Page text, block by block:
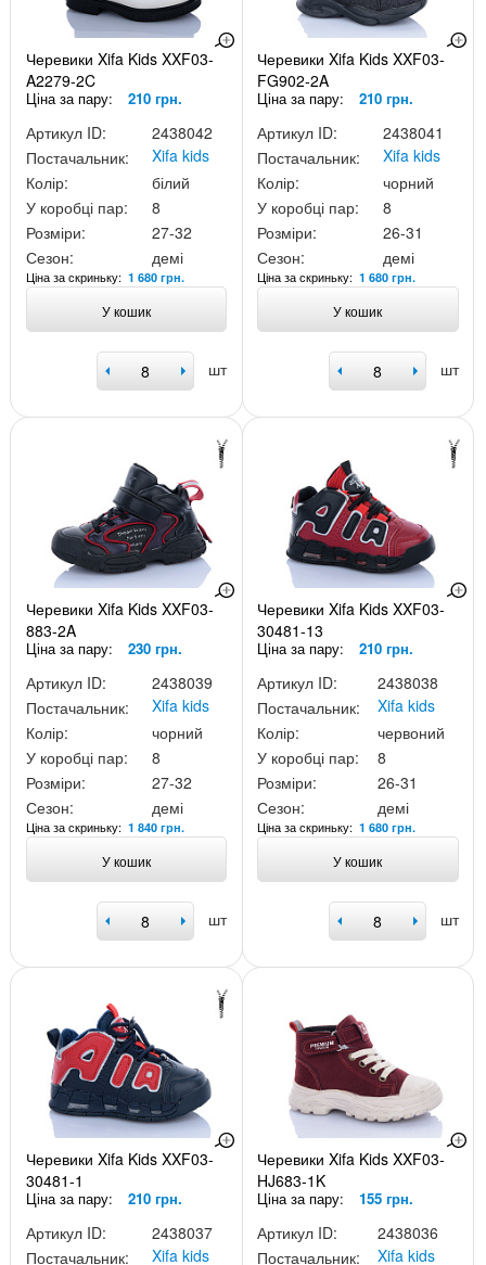
Черевики Xifa Kids XXF03-
A2279-2C
Ціна за пару: 210 грн.
Артикул ID:
2438042
Постачальник:
Xifa kids
Колір:
білий
У коробці пар:
8
Розміри:
27-32
Сезон:
демі
Ціна за скриньку: 1 680 грн.
У кошик
шт
Черевики Xifa Kids XXF03-
FG902-2A
Ціна за пару: 210 грн.
Артикул ID:
2438041
Постачальник:
Xifa kids
Колір:
чорний
У коробці пар:
8
Розміри:
26-31
Сезон:
демі
Ціна за скриньку:1 680 грн.
У кошик
шт
Черевики Xifa Kids XXF03-
883-2A
Ціна за пару: 230 грн.
Артикул ID:
2438039
Постачальник:
Xifa kids
Колір:
чорний
У коробці пар:
8
Розміри:
27-32
Сезон:
демі
Ціна за скриньку: 1 840 грн.
У кошик
шт
Черевики Xifa Kids XXF03-
30481-13
Ціна за пару: 210 грн.
Артикул ID:
2438038
Постачальник:
Xifa kids
Колір:
червоний
У коробці пар:
8
Розміри:
26-31
Сезон:
демі
Ціна за скриньку:1 680 грн.
У кошик
шт
Черевики Xifa Kids XXF03-
30481-1
Ціна за пару: 210 грн.
Артикул ID:
2438037
Постачальник:
Xifa kids
Черевики Xifa Kids XXF03-
HJ683-1K
Ціна за пару: 155 грн.
Артикул ID:
2438036
Постачальник:
Xifa kids